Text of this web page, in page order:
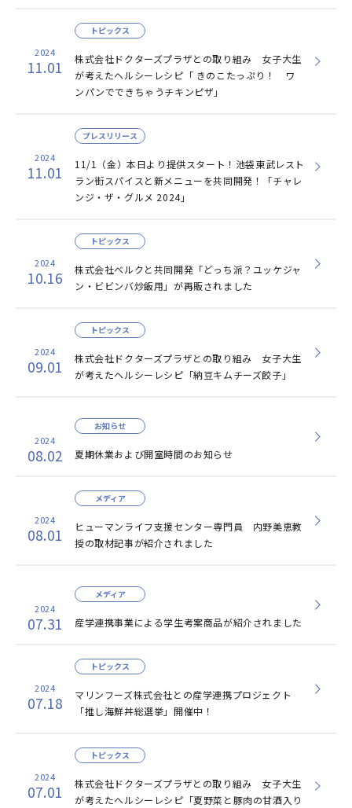
2024
11.01
株式会社ドクターズプラザとの取り組み 女子大生
が考えたヘルシーレシピ「 きのこたっぷり！ ワ
ンパンでできちゃうチキンピザ」
トピックス
2024
11.01
11/1（金）本日より提供スタート！池袋東武レスト
ラン街スパイスと新メニューを共同開発！「チャレ
ンジ・ザ・グルメ 2024」
プレスリリース
2024
10.16
株式会社ベルクと共同開発「どっち派？ユッケジャ
ン・ビビンバ炒飯用」が再販されました
トピックス
2024
09.01
株式会社ドクターズプラザとの取り組み 女子大生
が考えたヘルシーレシピ「納豆キムチーズ餃子」
トピックス
2024
08.02 夏期休業および開室時間のお知らせ
お知らせ
2024
08.01
ヒューマンライフ支援センター専門員 内野美恵教
授の取材記事が紹介されました
メディア
2024
07.31 産学連携事業による学生考案商品が紹介されました
メディア
2024
07.18
マリンフーズ株式会社との産学連携プロジェクト
「推し海鮮丼総選挙」開催中！
トピックス
2024
07.01
株式会社ドクターズプラザとの取り組み 女子大生
が考えたヘルシーレシピ「夏野菜と豚肉の甘酒入り
トピックス